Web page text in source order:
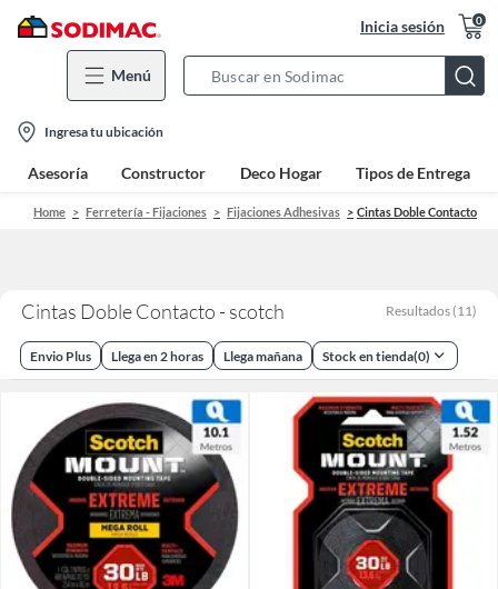
Inicia sesión 0
Menú
Bar
location-
icon
Ingresa tu ubicación
Asesoría Constructor Deco Hogar Tipos de Entrega
Home Ferretería - Fijaciones Fijaciones Adhesivas Cintas Doble Contacto
Cintas Doble Contacto - scotch Resultados (11)
Envio Plus Llega en 2 horas Llega mañana Stock en tienda(0)